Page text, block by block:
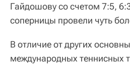
Гайдошову со счетом 7:5,
соперницы провели чуть
В отличие от других
международных теннисных